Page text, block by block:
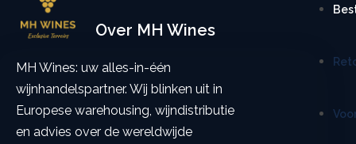
Over MH Wines
MH Wines: uw alles-in-één
wijnhandelspartner. Wij blinken uit in
Europese warehousing, wijndistributie
en advies over de wereldwijde